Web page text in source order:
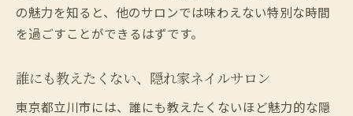
の魅力を知ると、他のサロンでは味わえない特別な時間
を過ごすことができるはずです。
誰にも教えたくない、隠れ家ネイルサロン
東京都立川市には、誰にも教えたくないほど魅力的な隠